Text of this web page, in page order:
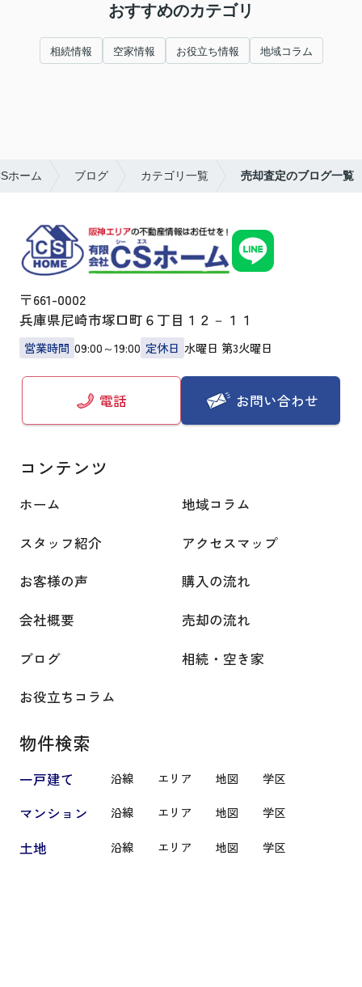
おすすめのカテゴリ
相続情報 空家情報 お役立ち情報 地域コラム
ホーム ブログ カテゴリ一覧 売却査定のブログ一覧
〒661-0002
兵庫県尼崎市塚口町６丁目１２－１１
営業時間 09:00～19:00 定休日 水曜日 第3火曜日
電話 お問い合わせ
コンテンツ
ホーム
地域コラム
スタッフ紹介
アクセスマップ
お客様の声
購入の流れ
会社概要
売却の流れ
ブログ
相続・空き家
お役立ちコラム
物件検索
一戸建て 沿線 エリア 地図 学区
マンション 沿線 エリア 地図 学区
土地 沿線 エリア 地図 学区